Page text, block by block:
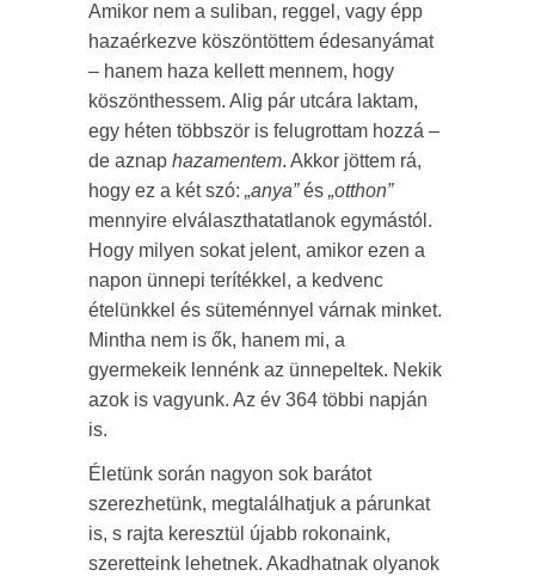
Amikor nem a suliban, reggel, vagy épp
hazaérkezve köszöntöttem édesanyámat
– hanem haza kellett mennem, hogy
köszönthessem. Alig pár utcára laktam,
egy héten többször is felugrottam hozzá –
de aznap hazamentem. Akkor jöttem rá,
hogy ez a két szó: „anya”és „otthon”
mennyire elválaszthatatlanok egymástól.
Hogy milyen sokat jelent, amikor ezen a
napon ünnepi terítékkel, a kedvenc
ételünkkel és süteménnyel várnak minket.
Mintha nem is ők, hanem mi, a
gyermekeik lennénk az ünnepeltek. Nekik
azok is vagyunk. Az év 364 többi napján
is.
Életünk során nagyon sok barátot
szerezhetünk, megtalálhatjuk a párunkat
is, s rajta keresztül újabb rokonaink,
szeretteink lehetnek. Akadhatnak olyanok